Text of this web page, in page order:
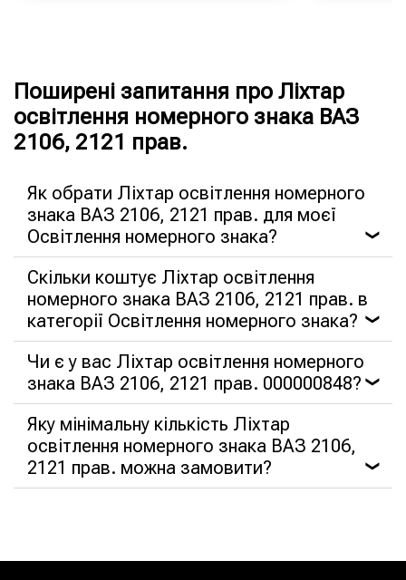
Поширені запитання про Ліхтар
освітлення номерного знака ВАЗ
2106, 2121 прав.
Як обрати Ліхтар освітлення номерного
знака ВАЗ 2106, 2121 прав. для моєї
Освітлення номерного знака?
❯
Скільки коштує Ліхтар освітлення
номерного знака ВАЗ 2106, 2121 прав. в
категорії Освітлення номерного знака?
❯
Чи є у вас Ліхтар освітлення номерного
знака ВАЗ 2106, 2121 прав. 000000848? ❯
Яку мінімальну кількість Ліхтар
освітлення номерного знака ВАЗ 2106,
2121 прав. можна замовити?
❯